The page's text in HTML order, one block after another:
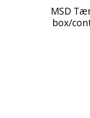
MSD
box/